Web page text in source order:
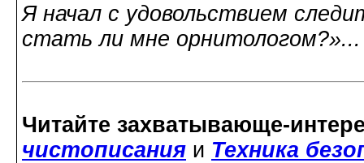
Я начал с удовольствием
стать ли мне
Читайте захватывающе-
чистописания и Техника